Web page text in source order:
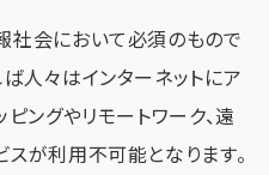
社会において必須のもので
人々はインターネットにア
ピングやリモートワーク、遠
スが利用不可能となります。